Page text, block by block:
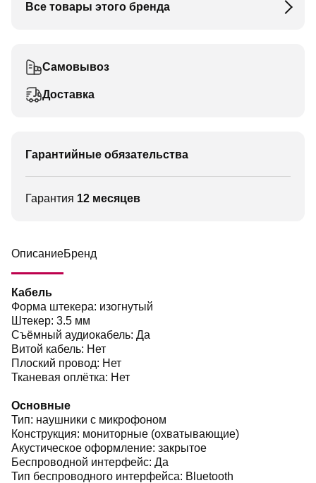
Все товары этого бренда
Самовывоз
Доставка
Гарантийные обязательства
Гарантия 12 месяцев
ОписаниеБренд
Кабель
Форма штекера: изогнутый
Штекер: 3.5 мм
Съёмный аудиокабель: Да
Витой кабель: Нет
Плоский провод: Нет
Тканевая оплётка: Нет
Основные
Тип: наушники с микрофоном
Конструкция: мониторные (охватывающие)
Акустическое оформление: закрытое
Беспроводной интерфейс: Да
Тип беспроводного интерфейса: Bluetooth